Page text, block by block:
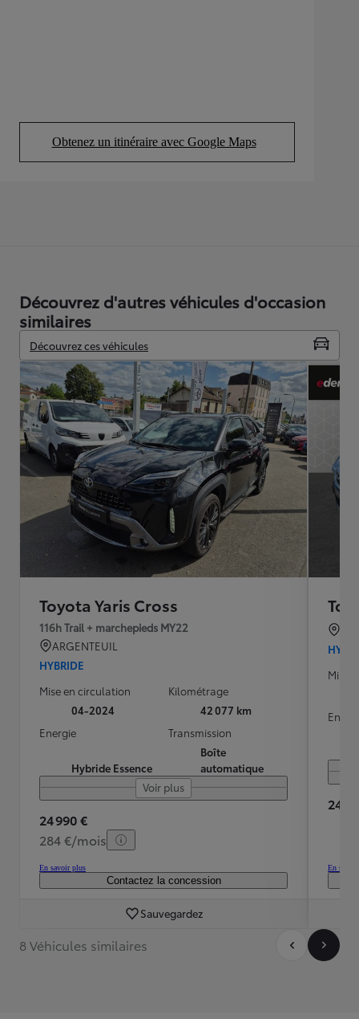
Obtenez un itinéraire avec Google Maps
(Opens in new tab)
Découvrez d'autres véhicules d'occasion
similaires
Découvrez ces véhicules
Toyota Yaris Cross
116h Trail + marchepieds MY22
ARGENTEUIL
HYBRIDE
Mise en circulation
04-2024
Kilométrage
42 077 km
Energie
Hybride Essence
Transmission
Boîte
automatique
Voir plus
24 990 €
284 €/mois
En savoir plus
Contactez la concession
Sauvegardez
Mise
24
En
8 Véhicules similaires